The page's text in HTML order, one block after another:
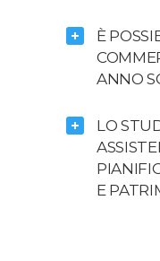
È
ANNO
LO
E